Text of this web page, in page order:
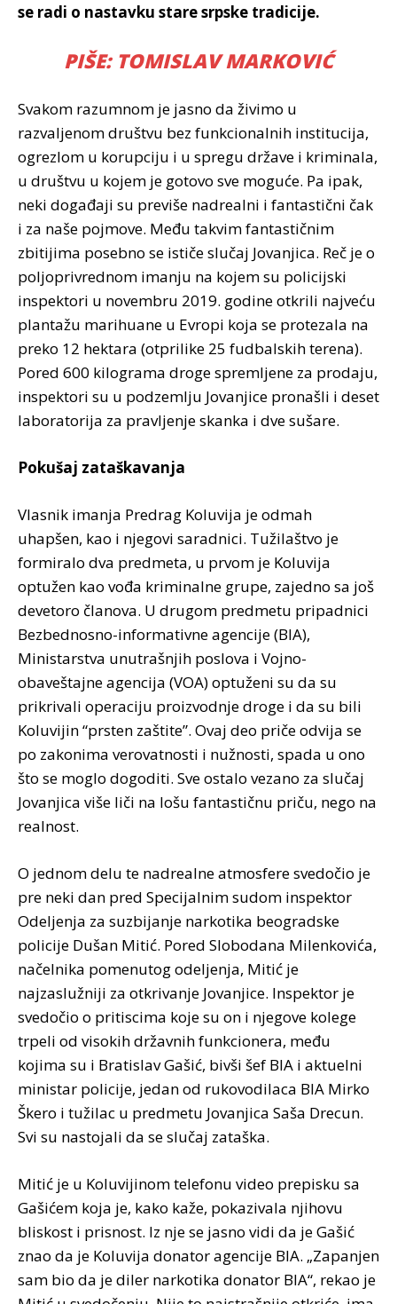
se radi o nastavku stare srpske tradicije.
PIŠE: TOMISLAV MARKOVIĆ
Svakom razumnom je jasno da živimo u
razvaljenom društvu bez funkcionalnih institucija,
ogrezlom u korupciju i u spregu države i kriminala,
u društvu u kojem je gotovo sve moguće. Pa ipak,
neki događaji su previše nadrealni i fantastični čak
i za naše pojmove. Među takvim fantastičnim
zbitijima posebno se ističe slučaj Jovanjica. Reč je o
poljoprivrednom imanju na kojem su policijski
inspektori u novembru 2019. godine otkrili najveću
plantažu marihuane u Evropi koja se protezala na
preko 12 hektara (otprilike 25 fudbalskih terena).
Pored 600 kilograma droge spremljene za prodaju,
inspektori su u podzemlju Jovanjice pronašli i deset
laboratorija za pravljenje skanka i dve sušare.
Pokušaj zataškavanja
Vlasnik imanja Predrag Koluvija je odmah
uhapšen, kao i njegovi saradnici. Tužilaštvo je
formiralo dva predmeta, u prvom je Koluvija
optužen kao vođa kriminalne grupe, zajedno sa još
devetoro članova. U drugom predmetu pripadnici
Bezbednosno-informativne agencije (BIA),
Ministarstva unutrašnjih poslova i Vojno-
obaveštajne agencija (VOA) optuženi su da su
prikrivali operaciju proizvodnje droge i da su bili
Koluvijin “prsten zaštite”. Ovaj deo priče odvija se
po zakonima verovatnosti i nužnosti, spada u ono
što se moglo dogoditi. Sve ostalo vezano za slučaj
Jovanjica više liči na lošu fantastičnu priču, nego na
realnost.
O jednom delu te nadrealne atmosfere svedočio je
pre neki dan pred Specijalnim sudom inspektor
Odeljenja za suzbijanje narkotika beogradske
policije Dušan Mitić. Pored Slobodana Milenkovića,
načelnika pomenutog odeljenja, Mitić je
najzaslužniji za otkrivanje Jovanjice. Inspektor je
svedočio o pritiscima koje su on i njegove kolege
trpeli od visokih državnih funkcionera, među
kojima su i Bratislav Gašić, bivši šef BIA i aktuelni
ministar policije, jedan od rukovodilaca BIA Mirko
Škero i tužilac u predmetu Jovanjica Saša Drecun.
Svi su nastojali da se slučaj zataška.
Mitić je u Koluvijinom telefonu video prepisku sa
Gašićem koja je, kako kaže, pokazivala njihovu
bliskost i prisnost. Iz nje se jasno vidi da je Gašić
znao da je Koluvija donator agencije BIA. „Zapanjen
sam bio da je diler narkotika donator BIA“, rekao je